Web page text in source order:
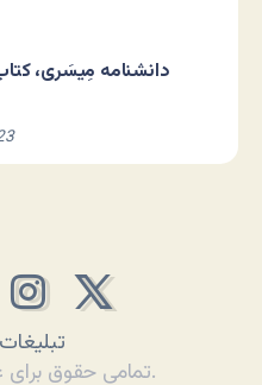
دانشنامه مِیسَری،
تبلیغات
تمامی حقوق برای عصیان محفوظ است.